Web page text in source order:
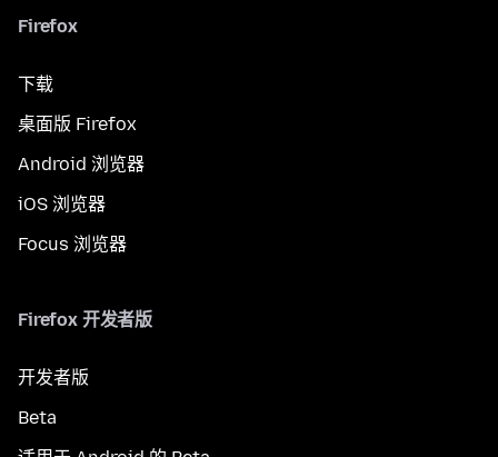
Firefox
下载
桌面版 Firefox
Android 浏览器
iOS 浏览器
Focus 浏览器
Firefox 开发者版
开发者版
Beta